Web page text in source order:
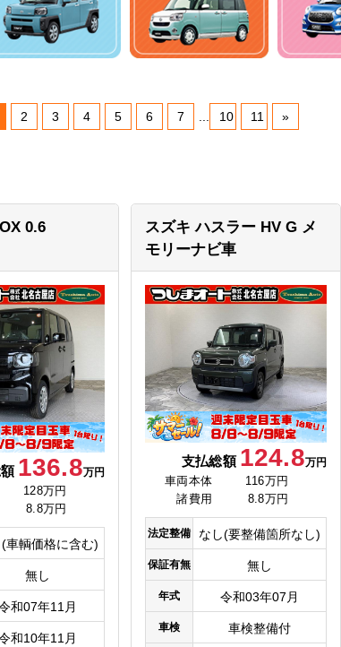
2 3 4 5 6 7 ... 10 11 »
0.6
136.8万円
128万円
8.8万円
車輌価格に含む)
無し
和07年11月
和10年11月
スズキ ハスラー HV G メ
モリーナビ車
支払総額 124.8万円
車両本体
116万円
諸費用
8.8万円
法定整備 なし(要整備箇所なし)
保証有無 無し
年式 令和03年07月
車検 車検整備付